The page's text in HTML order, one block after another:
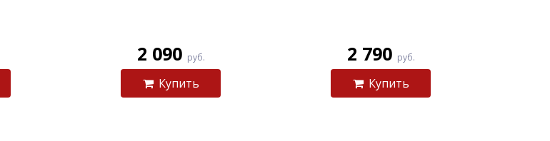
2 090 руб.
Купить
2 790 руб.
Купить